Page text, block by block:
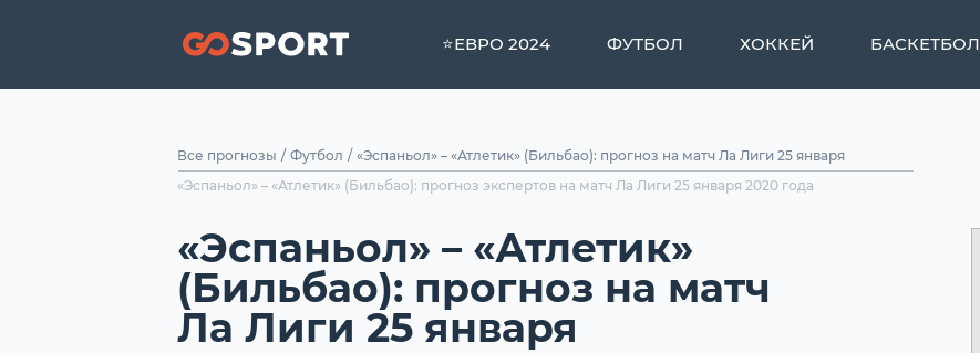
⭐ЕВРО 2024 ФУТБОЛ ХОККЕЙ БАСКЕТБОЛ
Все прогнозы / Футбол / «Эспаньол» – «Атлетик» (Бильбао): прогноз на матч Ла Лиги 25 января
«Эспаньол» – «Атлетик» (Бильбао): прогноз экспертов на матч Ла Лиги 25 января 2020 года
«Эспаньол» – «Атлетик»
(Бильбао): прогноз на матч
Ла Лиги 25 января